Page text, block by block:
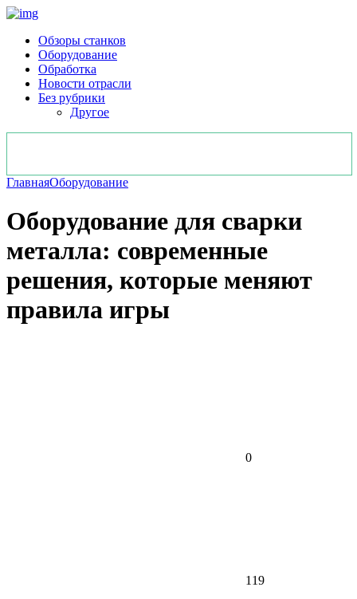
Обзоры станков
Оборудование
Обработка
Новости отрасли
Без рубрики
Другое
ГлавнаяОборудование
Оборудование для сварки
металла: современные
решения, которые меняют
правила игры
0
119